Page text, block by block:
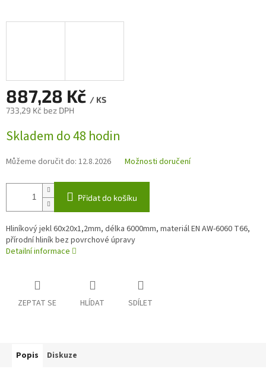
887,28 Kč / KS
733,29 Kč bez DPH
cena:
Skladem do 48 hodin
Můžeme doručit do: 12.8.2026 Možnosti doručení
Přidat do košíku
Hliníkový jekl 60x20x1,2mm, délka 6000mm, materiál EN AW-6060 T66,
přírodní hliník bez povrchové úpravy
Detailní informace
ZEPTAT SE HLÍDAT SDÍLET
Popis Diskuze